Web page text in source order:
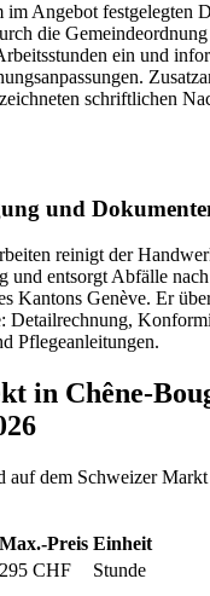
im Angebot festgelegten
die
ein und
schriftlichen
und
reinigt der
und entsorgt Abfälle
Kantons Genève. Er
Detailrechnung,
Pflegeanleitungen.
in Chêne-
auf dem Schweizer
Max.-Preis Einheit
295 CHF Stunde